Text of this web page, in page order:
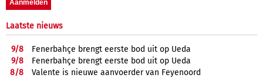
Laatste nieuws
9/8
Fenerbahçe brengt eerste bod uit op Ueda
9/8
Fenerbahçe brengt eerste bod uit op Ueda
8/8
Valente is nieuwe aanvoerder van Feyenoord